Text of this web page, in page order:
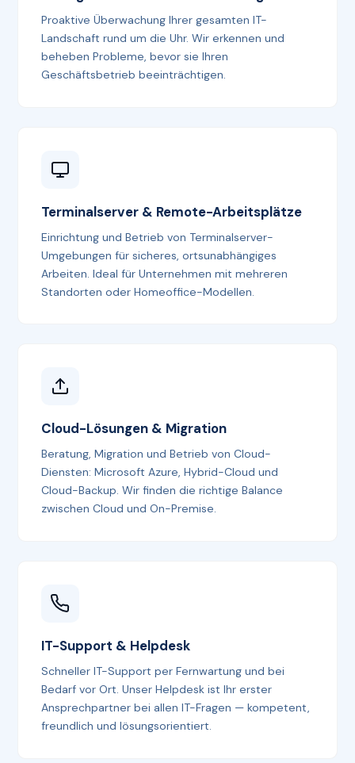
Proaktive Überwachung Ihrer gesamten IT-
Landschaft rund um die Uhr. Wir erkennen und
beheben Probleme, bevor sie Ihren
Geschäftsbetrieb beeinträchtigen.
Terminalserver & Remote-Arbeitsplätze
Einrichtung und Betrieb von Terminalserver-
Umgebungen für sicheres, ortsunabhängiges
Arbeiten. Ideal für Unternehmen mit mehreren
Standorten oder Homeoffice-Modellen.
Cloud-Lösungen & Migration
Beratung, Migration und Betrieb von Cloud-
Diensten: Microsoft Azure, Hybrid-Cloud und
Cloud-Backup. Wir finden die richtige Balance
zwischen Cloud und On-Premise.
IT-Support & Helpdesk
Schneller IT-Support per Fernwartung und bei
Bedarf vor Ort. Unser Helpdesk ist Ihr erster
Ansprechpartner bei allen IT-Fragen — kompetent,
freundlich und lösungsorientiert.